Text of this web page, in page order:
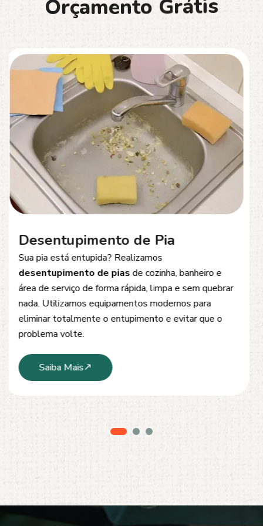
Orçamento Grátis
Desentupimento de Esgoto
Problemas comentupimento de esgoto
Oferecemos soluções rápidas e eficientes para
desobstrução de redes de esgoto, caixas de
inspeção e tubulações. Utilizamos equipamentos
modernos e técnicas seguras que garantem um
serviço limpo, ágil e sem danos à estrutura.
Saiba Mais